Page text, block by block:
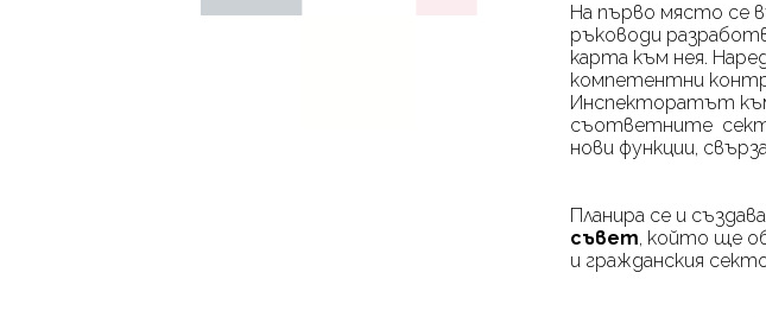
На първо място се
ръководи
карта към нея.
компетентни
Инспекторатът
съответните
нови функции,
Планира се и
съвет, който ще
и гражданския